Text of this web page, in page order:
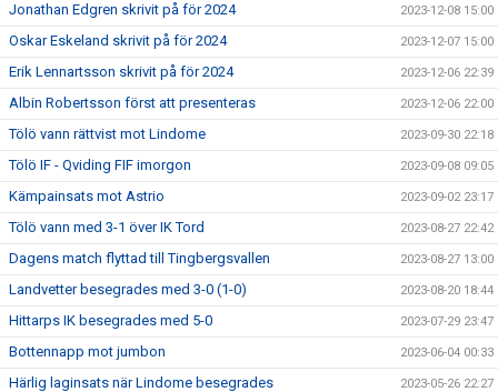
Jonathan Edgren skrivit på för 2024 2023-12-08 15:00
Oskar Eskeland skrivit på för 2024 2023-12-07 15:00
Erik Lennartsson skrivit på för 2024 2023-12-06 22:39
Albin Robertsson först att presenteras 2023-12-06 22:00
Tölö vann rättvist mot Lindome 2023-09-30 22:18
Tölö IF - Qviding FIF imorgon 2023-09-08 09:05
Kämpainsats mot Astrio 2023-09-02 23:17
Tölö vann med 3-1 över IK Tord 2023-08-27 22:42
Dagens match flyttad till Tingbergsvallen 2023-08-27 13:00
Landvetter besegrades med 3-0 (1-0) 2023-08-20 18:44
Hittarps IK besegrades med 5-0 2023-07-29 23:47
Bottennapp mot jumbon 2023-06-04 00:33
Härlig laginsats när Lindome besegrades 2023-05-26 22:27